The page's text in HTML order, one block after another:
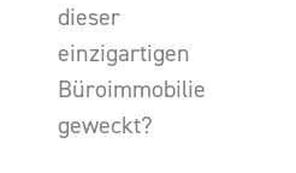
dieser
einzigartigen
Büroimmobilie
geweckt?